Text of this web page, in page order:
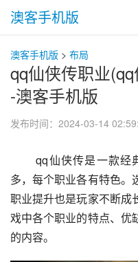
澳客手机版
澳客手机版 > 布局
qq仙侠传职业
-澳客手机版
发布时间：2024-03-14
qq仙侠传是一款经典的网络游戏，其中职业种类繁
多，每个职业各有特色。
职业提升也是玩家不断成
戏中各个职业的特点、优
的内容。